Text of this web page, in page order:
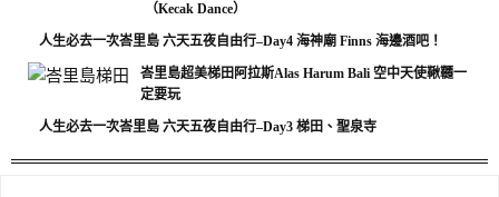
（Kecak Dance）
人生必去一次峇里島 六天五夜自由行–Day4 海神廟 Finns 海邊酒吧！
峇里島超美梯田阿拉斯Alas Harum Bali 空中天使鞦韆一
定要玩
人生必去一次峇里島 六天五夜自由行–Day3 梯田、聖泉寺